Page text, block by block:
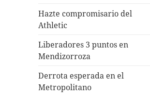
Hazte compromisario del
Athletic
Liberadores 3 puntos en
Mendizorroza
Derrota esperada en el
Metropolitano